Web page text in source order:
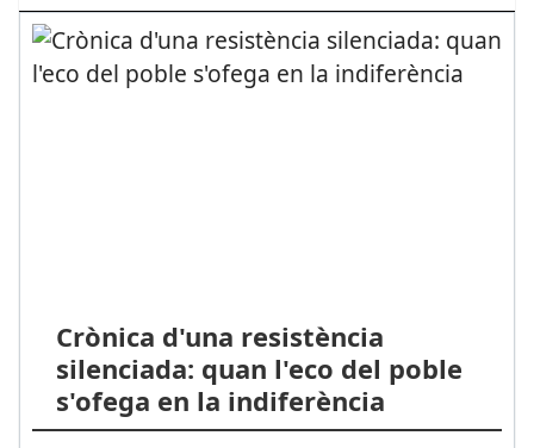
Crònica d'una resistència
silenciada: quan l'eco del poble
s'ofega en la indiferència